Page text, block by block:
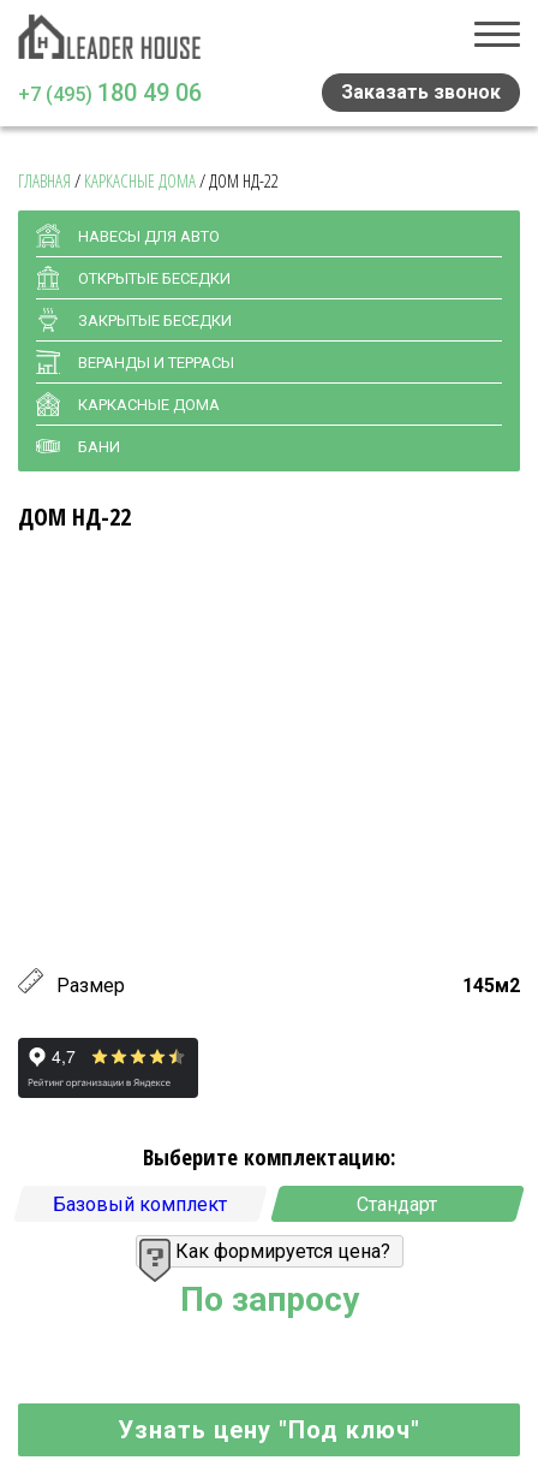
+7 (495) 180 49 06 Заказать звонок
Главная
Проекты домов
Навесы и беседки
Медиа
Отзывы
Статьи
ГЛАВНАЯ / КАРКАСНЫЕ ДОМА/ДОМ НД-22
НАВЕСЫ ДЛЯ АВТО
ОТКРЫТЫЕ БЕСЕДКИ
ЗАКРЫТЫЕ БЕСЕДКИ
ВЕРАНДЫ И ТЕРРАСЫ
КАРКАСНЫЕ ДОМА
БАНИ
ДОМ НД-22
Размер 145м2
Выберите комплектацию:
Базовый комплект Стандарт
Как формируется цена?
По запросу
Узнать цену "Под ключ"